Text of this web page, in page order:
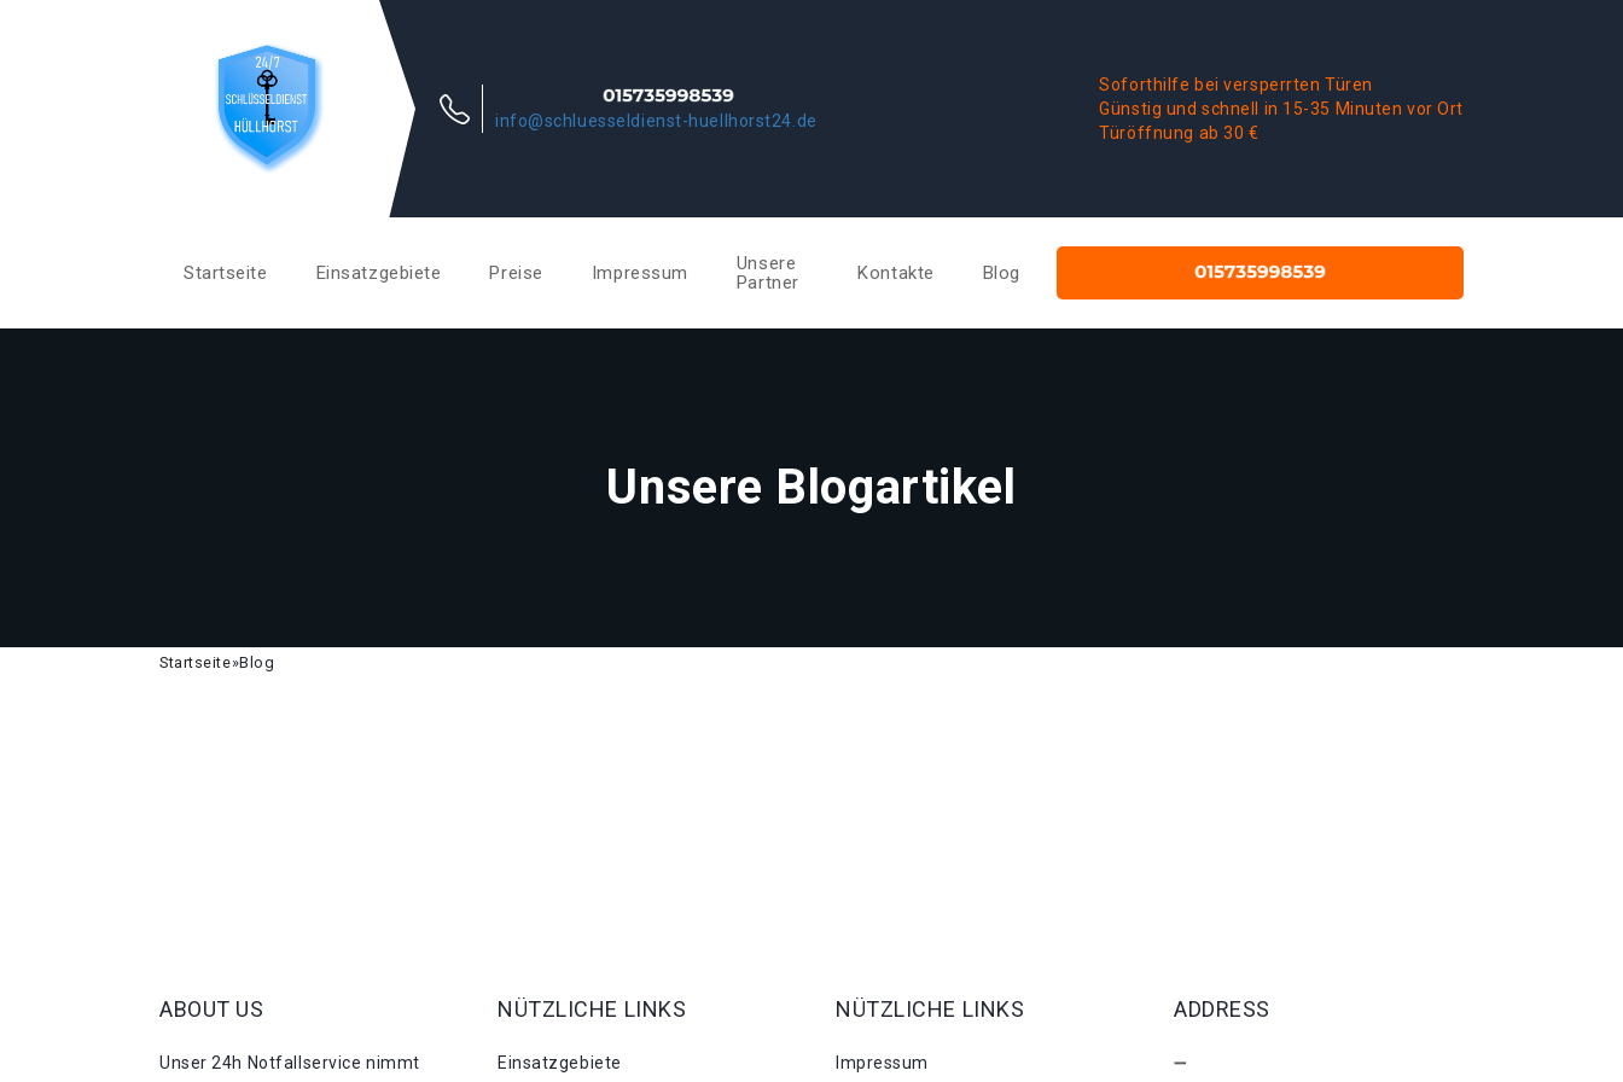
info@schluesseldienst-huellhorst24.de
Soforthilfe bei versperrten Türen
Günstig und schnell in 15-35 Minuten vor Ort
Türöffnung ab 30 €
Startseite Einsatzgebiete Preise Impressum
Unsere
Partner
Kontakte Blog
Unsere Blogartikel
Startseite»Blog
ABOUT US
Unser 24h Notfallservice nimmt
NÜTZLICHE LINKS
Einsatzgebiete
NÜTZLICHE LINKS
Impressum
ADDRESS